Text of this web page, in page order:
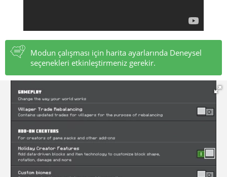
Modun çalışması için harita ayarlarında Deneysel
seçenekleri etkinleştirmeniz gerekir.